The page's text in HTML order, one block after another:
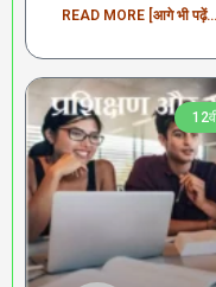
READ MORE [आगे भी